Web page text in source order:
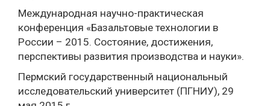
Международная научно-практическая
конференция «Базальтовые технологии в
России – 2015. Состояние, достижения,
перспективы развития производства и науки».
Пермский государственный национальный
исследовательский университет (ПГНИУ), 29